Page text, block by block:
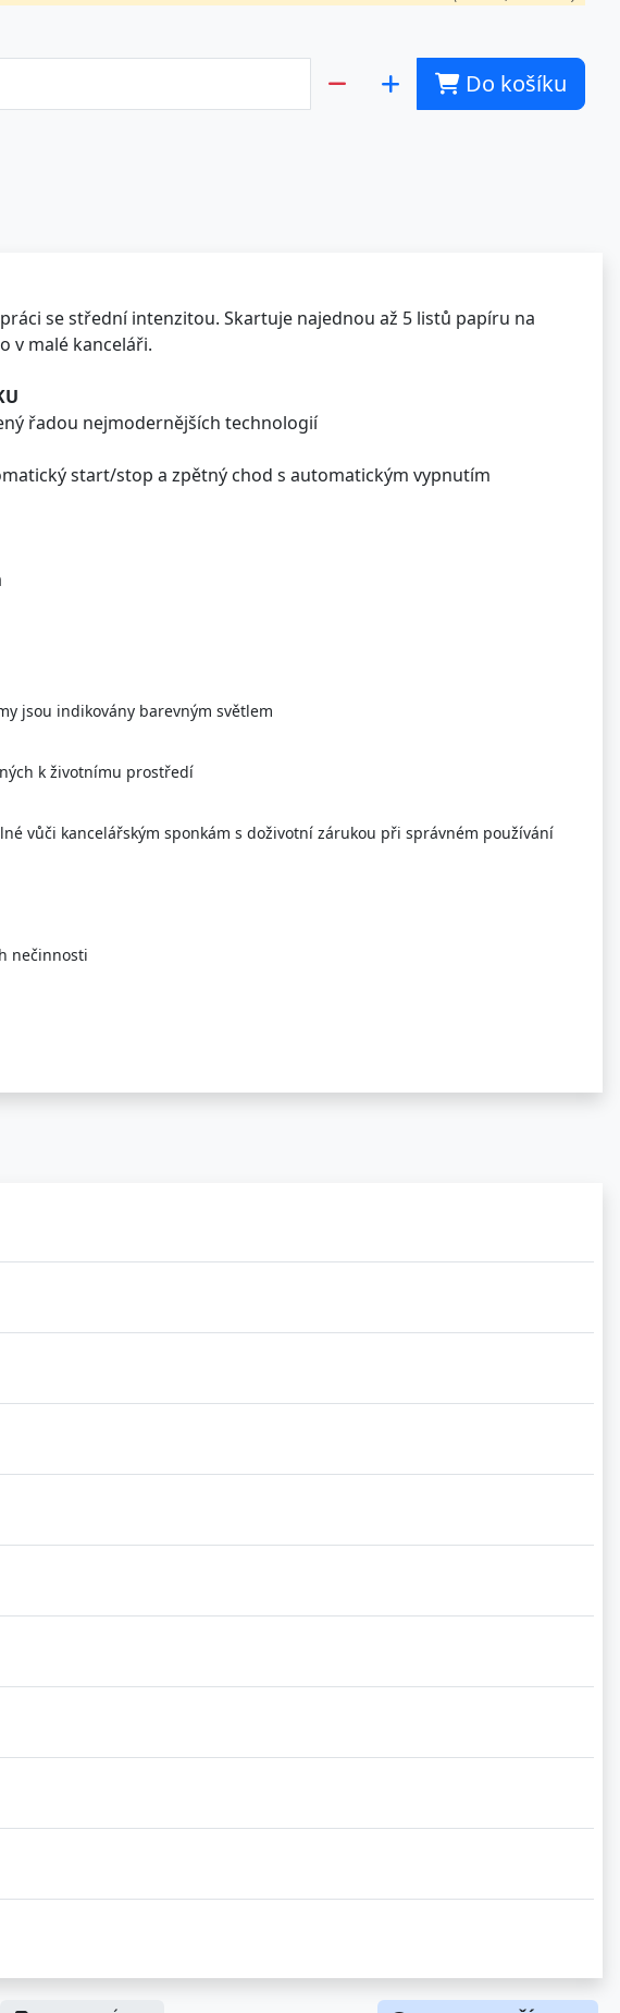
Do košíku
se střední intenzitou. Skartuje najednou až 5 listů papíru na
v malé kanceláři.
řadou nejmodernějších technologií
start/stop a zpětný chod s automatickým vypnutím
jsou indikovány barevným světlem
k životnímu prostředí
vůči kancelářským sponkám s doživotní zárukou při správném používání
nečinnosti